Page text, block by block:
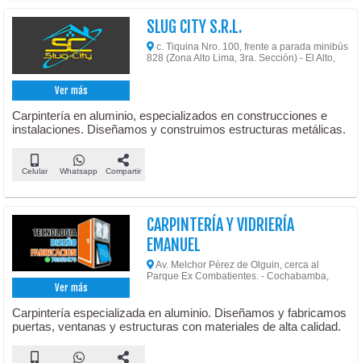
Ver más
SLUG CITY S.R.L.
c. Tiquina Nro. 100, frente a parada minibús
828 (Zona Alto Lima, 3ra. Sección) - El Alto,
Carpintería en aluminio, especializados en construcciones e
instalaciones. Diseñamos y construimos estructuras metálicas.
Celular Whatsapp Compartir
Ver más
CARPINTERÍA Y VIDRIERÍA
EMANUEL
Av. Melchor Pérez de Olguin, cerca al
Parque Ex Combatientes. - Cochabamba,
Carpintería especializada en aluminio. Diseñamos y fabricamos
puertas, ventanas y estructuras con materiales de alta calidad.